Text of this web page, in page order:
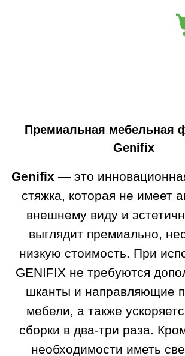
Genifix— это инновационная мебельная
стяжка, которая не имеет аналогов по
внешнему виду и эстетичности. Она
низкую стоимость. При использовании
GENIFIX не требуются дополнительные
мебели, а также ускоряется процесс
сборки в два-три раза. Кроме того, нет
необходимости иметь сверлильно-
присадочный станок, так как все
операции по раскрою листов и присадке
можно выполнить за одну операцию на